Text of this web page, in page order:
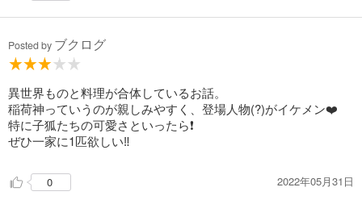
Posted by ブクログ
異世界ものと料理が合体しているお話。
稲荷神っていうのが親しみやすく、登場人物(?)がイケメン❤️
特に子狐たちの可愛さといったら❗️
ぜひ一家に1匹欲しい‼️
0 2022年05月31日